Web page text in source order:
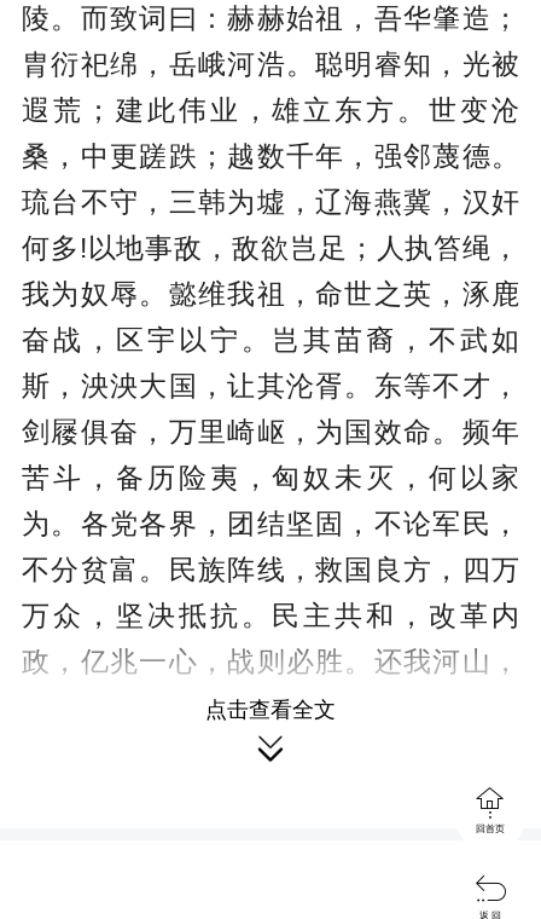
陵。而致词曰：赫赫始祖，吾华肇造；
胄衍祀绵，岳峨河浩。聪明睿知，光被
遐荒；建此伟业，雄立东方。世变沧
桑，中更蹉跌；越数千年，强邻蔑德。
琉台不守，三韩为墟，辽海燕冀，汉奸
何多!以地事敌，敌欲岂足；人执笞绳，
我为奴辱。懿维我祖，命世之英，涿鹿
奋战，区宇以宁。岂其苗裔，不武如
斯，泱泱大国，让其沦胥。东等不才，
剑屦俱奋，万里崎岖，为国效命。频年
苦斗，备历险夷，匈奴未灭，何以家
为。各党各界，团结坚固，不论军民，
不分贫富。民族阵线，救国良方，四万
万众，坚决抵抗。民主共和，改革内
政，亿兆一心，战则必胜。还我河山，
卫我国权，此物此志，永矢勿谖。经武
整军，昭告列祖，实鉴临之，皇天后
点击查看全文


回首页

返 回